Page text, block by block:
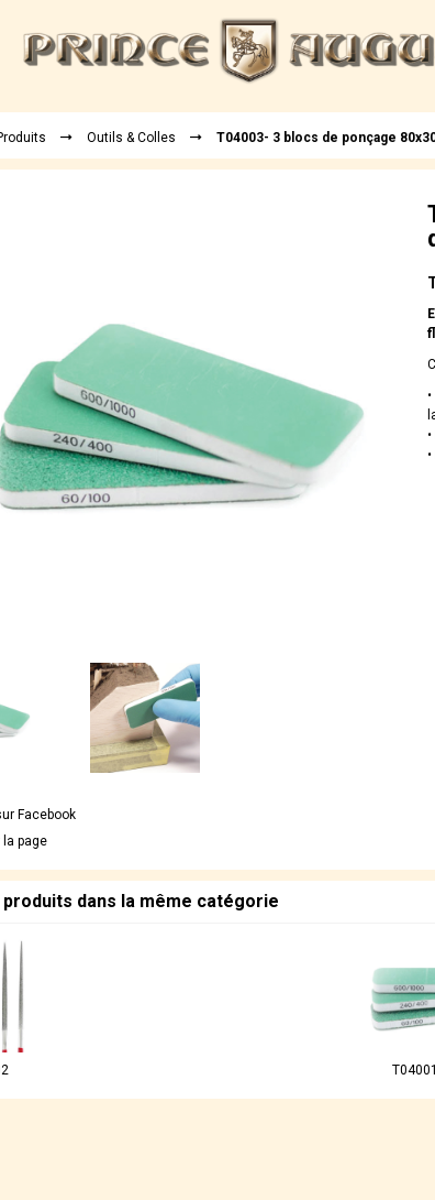
Outils & Colles T04003- 3 blocs de ponçage
Facebook
la page
dans la même catégorie
T04001